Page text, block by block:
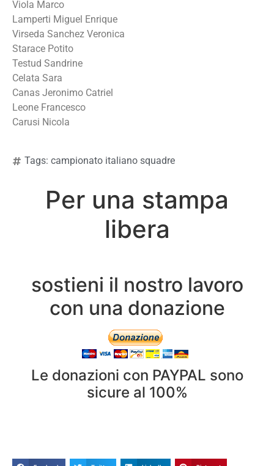
Viola Marco
Lamperti Miguel Enrique
Virseda Sanchez Veronica
Starace Potito
Testud Sandrine
Celata Sara
Canas Jeronimo Catriel
Leone Francesco
Carusi Nicola
Tags: campionato italiano squadre
Per una stampa
libera
sostieni il nostro lavoro
con una donazione
Le donazioni con PAYPAL sono
sicure al 100%